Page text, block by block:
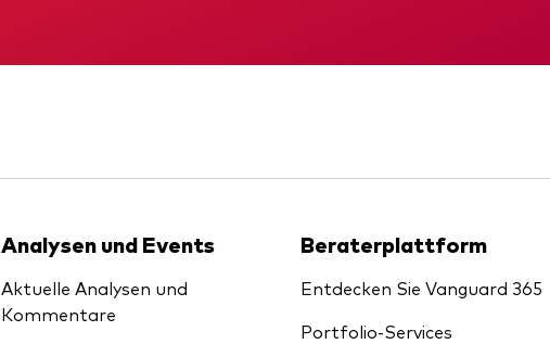
Analysen und Events
Aktuelle Analysen und
Kommentare
Beraterplattform
Entdecken Sie Vanguard 365
Portfolio-Services